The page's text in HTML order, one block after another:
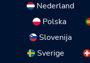
Nederland
Polska
Slovenija
Sverige